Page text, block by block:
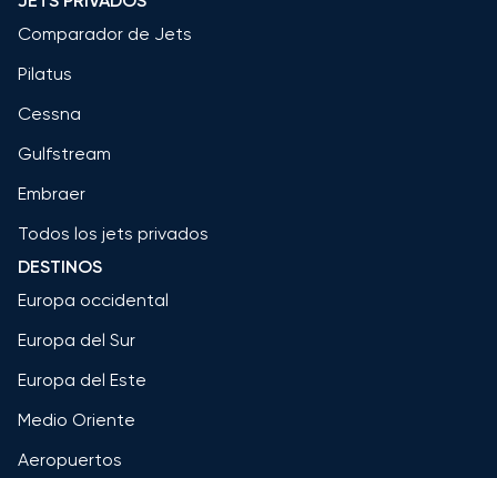
Comparador de Jets
Pilatus
Cessna
Gulfstream
Embraer
Todos los jets privados
DESTINOS
Europa occidental
Europa del Sur
Europa del Este
Medio Oriente
Aeropuertos